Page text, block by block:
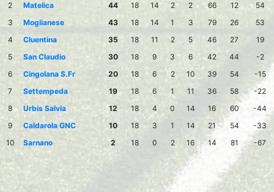
2
Matelica 44 18 14 2 2 66 12
54
3
Moglianese 43 18 14 1 3 79 26
53
4
Cluentina 35 18 11 2 5 46 27
19
5
San Claudio 30 18 9 3 6 42 44
-2
6
Cingolana S.Fr 20 18 6 2 10 39 54
-15
7
Settempeda 19 18 6 1 11 36 58
-22
8
Urbis Salvia 12 18 4 0 14 16 60
-44
9
Caldarola GNC 10 18 3 1 14 21 54
-33
10
Sarnano 2 18 0 2 16 14 81 -67